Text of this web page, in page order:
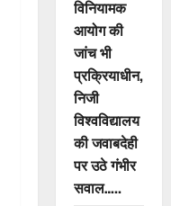
विनियामक
आयोग की
जांच भी
प्रक्रियाधीन,
निजी
विश्वविद्यालय
की जवाबदेही
पर उठे गंभीर
सवाल…..